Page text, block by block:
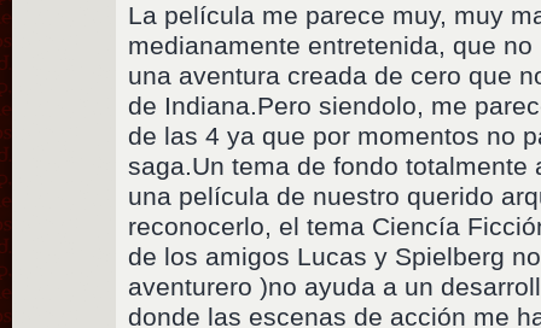
La película me parece muy, muy
medianamente entretenida, que
una aventura creada de cero que
de Indiana.Pero siendolo, me
de las 4 ya que por momentos no
saga.Un tema de fondo totalmente
una película de nuestro querido
reconocerlo, el tema Ciencía
de los amigos Lucas y Spielberg
aventurero )no ayuda a un
donde las escenas de acción me